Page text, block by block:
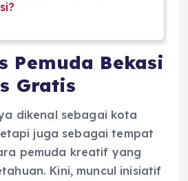
Pemuda Bekasi
Gratis
dikenal sebagai kota
juga sebagai tempat
pemuda kreatif yang
Kini, muncul inisiatif